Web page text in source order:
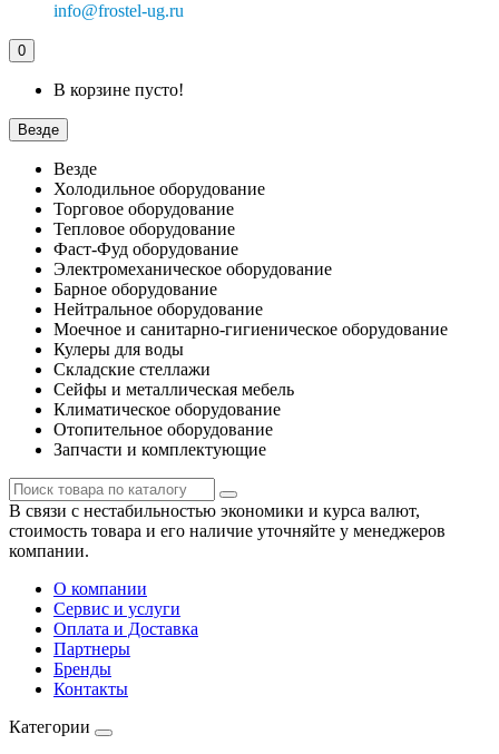
info@frostel-ug.ru
0
В корзине пусто!
Везде
Везде
Холодильное оборудование
Торговое оборудование
Тепловое оборудование
Фаст-Фуд оборудование
Электромеханическое оборудование
Барное оборудование
Нейтральное оборудование
Моечное и санитарно-гигиеническое оборудование
Кулеры для воды
Складские стеллажи
Сейфы и металлическая мебель
Климатическое оборудование
Отопительное оборудование
Запчасти и комплектующие
В связи с нестабильностью экономики и курса валют,
стоимость товара и его наличие уточняйте у менеджеров
компании.
О компании
Сервис и услуги
Оплата и Доставка
Партнеры
Бренды
Контакты
Категории